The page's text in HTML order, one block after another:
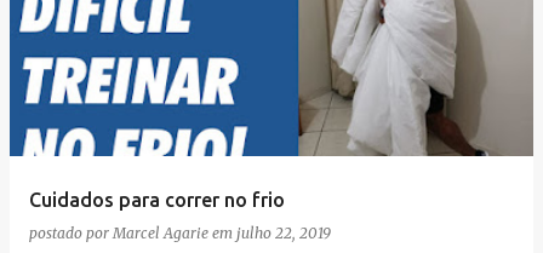
Cuidados para correr no frio
postado porMarcel Agarie em julho 22, 2019